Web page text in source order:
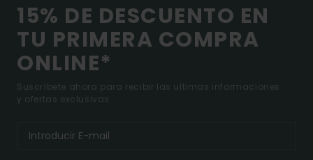
15% DE DESCUENTO EN
TU PRIMERA COMPRA
ONLINE*
Suscríbete ahora para recibir las ultimas informaciones
y ofertas exclusivas.